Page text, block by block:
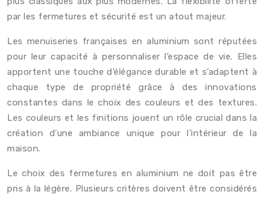
par les fermetures et sécurité est un atout majeur.
Les menuiseries françaises en aluminium sont réputées
pour leur capacité à personnaliser l’espace de vie. Elles
apportent une touche d’élégance durable et s’adaptent à
chaque type de propriété grâce à des innovations
constantes dans le choix des couleurs et des textures.
Les couleurs et les finitions jouent un rôle crucial dans la
création d’une ambiance unique pour l’intérieur de la
maison.
Le choix des fermetures en aluminium ne doit pas être
pris à la légère. Plusieurs critères doivent être considérés